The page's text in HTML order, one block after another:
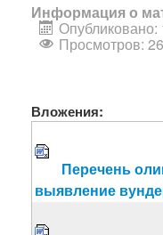
Информация о
Опубликовано:
Просмотров:
Вложения:
Перечень
выявление